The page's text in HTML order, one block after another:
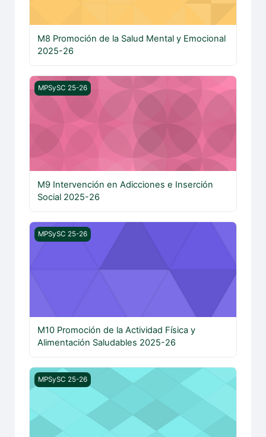
M8 Promoción de la Salud Mental y Emocional
2025-26
M9 Intervención en Adicciones e Inserción Social
MPSySC 25-26
M9 Intervención en Adicciones e Inserción
Social 2025-26
M10 Promoción de la Actividad Física y Alimentación
MPSySC 25-26
M10 Promoción de la Actividad Física y
Alimentación Saludables 2025-26
M11 Educación Sexual y Salud Reproductiva. Métodos
MPSySC 25-26